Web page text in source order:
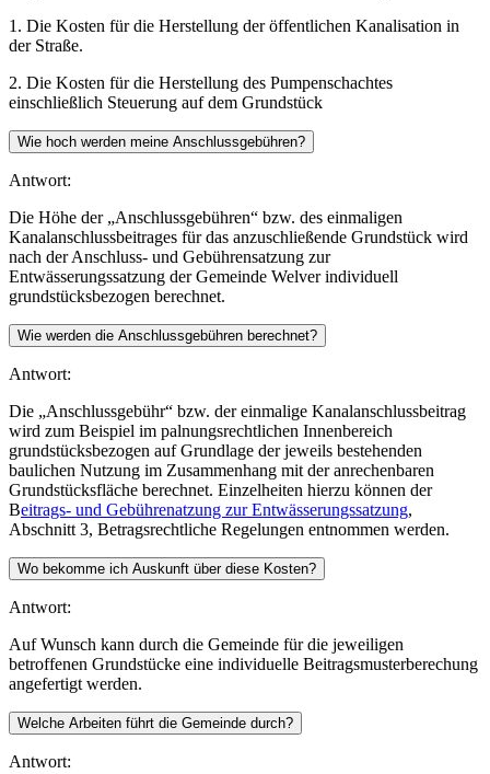
1. Die Kosten für die Herstellung der öffentlichen Kanalisation in
der Straße.
2. Die Kosten für die Herstellung des Pumpenschachtes
einschließlich Steuerung auf dem Grundstück
Wie hoch werden meine Anschlussgebühren?
Antwort:
Die Höhe der „Anschlussgebühren“ bzw. des einmaligen
Kanalanschlussbeitrages für das anzuschließende Grundstück wird
nach der Anschluss- und Gebührensatzung zur
Entwässerungssatzung der Gemeinde Welver individuell
grundstücksbezogen berechnet.
Wie werden die Anschlussgebühren berechnet?
Antwort:
Die „Anschlussgebühr“ bzw. der einmalige Kanalanschlussbeitrag
wird zum Beispiel im palnungsrechtlichen Innenbereich
grundstücksbezogen auf Grundlage der jeweils bestehenden
baulichen Nutzung im Zusammenhang mit der anrechenbaren
Grundstücksfläche berechnet. Einzelheiten hierzu können der
Beitrags- und Gebührenatzung zur Entwässerungssatzung,
Abschnitt 3, Betragsrechtliche Regelungen entnommen werden.
Wo bekomme ich Auskunft über diese Kosten?
Antwort:
Auf Wunsch kann durch die Gemeinde für die jeweiligen
betroffenen Grundstücke eine individuelle Beitragsmusterberechung
angefertigt werden.
Welche Arbeiten führt die Gemeinde durch?
Antwort: